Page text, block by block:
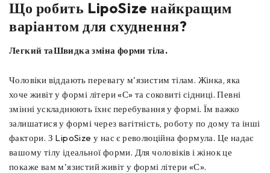
Що робить LipoSize найкращим
варіантом для схуднення?
Легкий таШвидка зміна форми тіла.
Чоловіки віддають перевагу м'язистим тілам. Жінка, яка
хоче живіт у формі літери «С» та соковиті сідниці. Певні
змінні ускладнюють їхнє перебування у формі. Їм важко
залишатися у формі через вагітність, роботу по дому та інші
фактори. З LipoSize у нас є революційна формула. Це надає
вашому тілу ідеальної форми. Для чоловіків і жінок це
покаже вам м'язистий живіт у формі літери «С».